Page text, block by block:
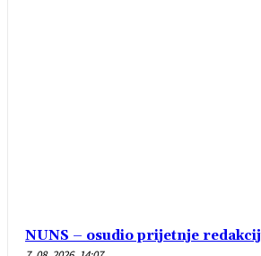
NUNS – osudio prijetnje